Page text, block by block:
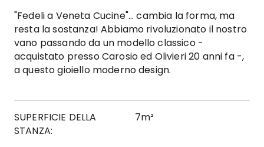
"Fedeli a Veneta Cucine"... cambia la forma, ma
resta la sostanza! Abbiamo rivoluzionato il nostro
vano passando da un modello classico -
acquistato presso Carosio ed Olivieri 20 anni fa -,
a questo gioiello moderno design.
SUPERFICIE DELLA
STANZA:
7m²